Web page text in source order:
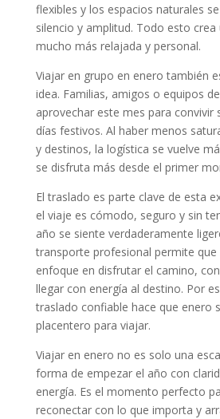
flexibles y los espacios naturales
silencio y amplitud. Todo esto crea
mucho más relajada y personal.
Viajar en grupo en enero también
idea. Familias, amigos o equipos
aprovechar este mes para convivir
días festivos. Al haber menos
y destinos, la logística se vuelve
se disfruta más desde el primer
El traslado es parte clave de esta
el viaje es cómodo, seguro y sin
año se siente verdaderamente
transporte profesional permite que
enfoque en disfrutar el camino,
llegar con energía al destino. Por
traslado confiable hace que enero
placentero para viajar.
Viajar en enero no es solo una
forma de empezar el año con
energía. Es el momento perfecto
reconectar con lo que importa y